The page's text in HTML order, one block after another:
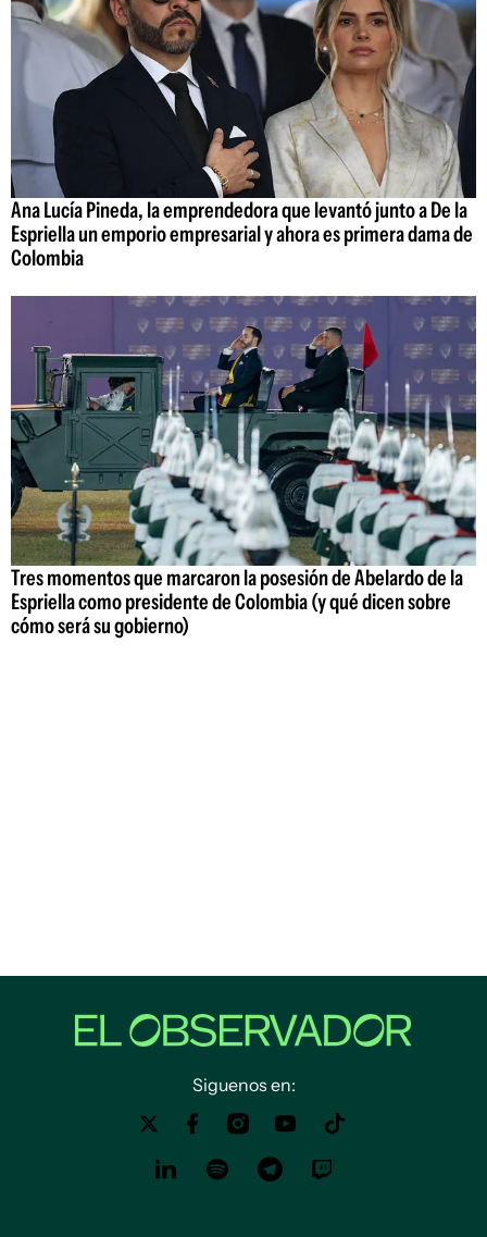
Ana Lucía Pineda, la emprendedora que levantó junto a De la
Espriella un emporio empresarial y ahora es primera dama de
Colombia
Tres momentos que marcaron la posesión de Abelardo de la
Espriella como presidente de Colombia (y qué dicen sobre
cómo será su gobierno)
Siguenos en: